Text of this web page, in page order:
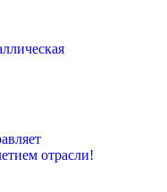
отрасли!